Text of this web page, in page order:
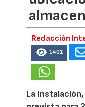
Redacción
1401
La